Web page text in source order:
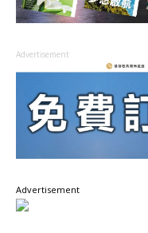
Advertisement
Advertisement